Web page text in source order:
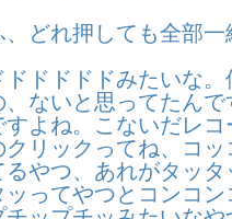
、どれ押しても全部一
ドドドドドみたいな
、ないと思ってたん
すよね。こないだレ
クリックってね、コ
るやつ、あれがタッ
ッってやつとコンコ